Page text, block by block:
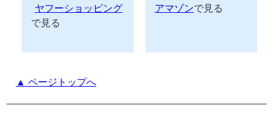
ヤフーショッピング
で見る
アマゾンで見る
▲ ページトップへ